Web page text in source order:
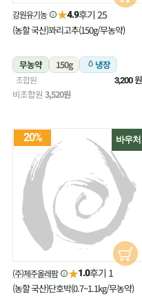
강원유기농 ★4.9후기 25
(농할 국산)꽈리고추(150g/무농약)
무농약 150g 냉장
조합원 3,200원
비조합원 3,520원
바우처
20%
(주)제주올레팜 ★1.0후기 1
(농할 국산)단호박(0.7~1.1kg/무농약)